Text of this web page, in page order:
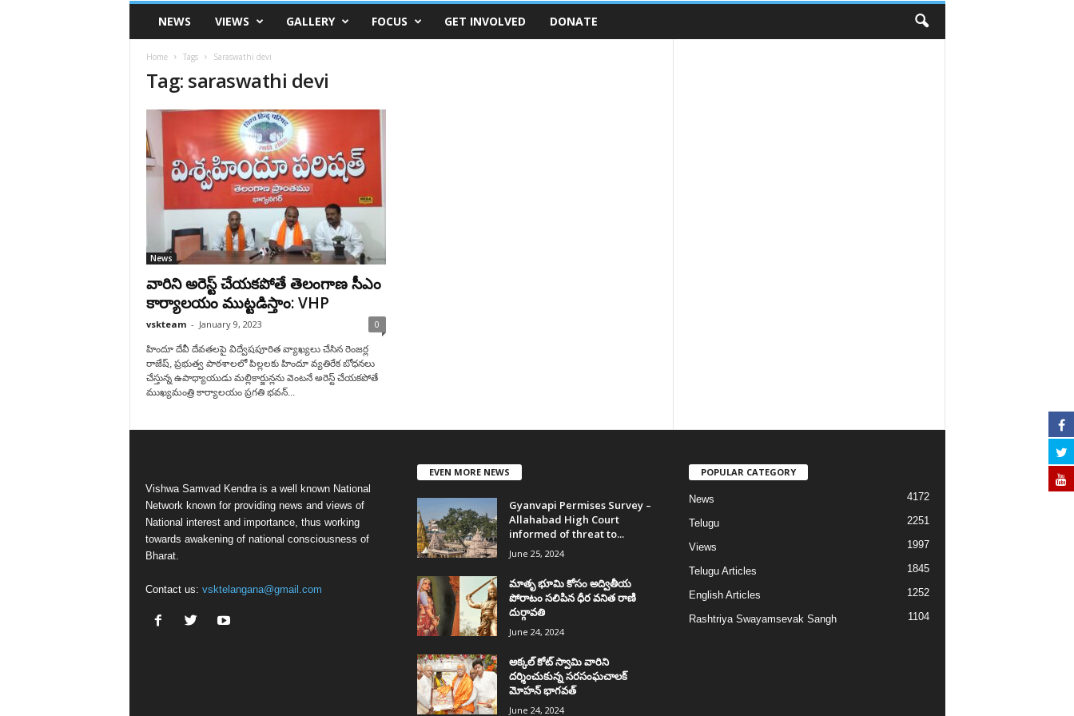
VSK
TelanganaNEWS VIEWS GALLERY FOCUS GET INVOLVED DONATE
Home Tags Saraswathi devi
Tag: saraswathi devi
News
వారిని అరెస్ట్ చేయకపోతే తెలంగాణ సీఎం
కార్యాలయం ముట్టడిస్తాం: VHP
vskteam - January 9, 2023 0
హిందూ దేవీ దేవతలపై విద్వేషపూరిత వ్యాఖ్యలు చేసిన రెంజర్ల
రాజేష్, ప్రభుత్వ పాఠశాలలో పిల్లలకు హిందూ వ్యతిరేక బోధనలు
చేస్తున్న ఉపాధ్యాయుడు మల్లికార్జున్లను వెంటనే అరెస్ట్ చేయకపోతే
ముఖ్యమంత్రి కార్యాలయం ప్రగతి భవన్...
Vishwa Samvad Kendra is a well known National
Network known for providing news and views of
National interest and importance, thus working
towards awakening of national consciousness of
Bharat.
Contact us: vsktelangana@gmail.com
EVEN MORE NEWS
Gyanvapi Permises Survey –
Allahabad High Court
informed of threat to...
June 25, 2024
మాతృ భూమి కోసం అద్వితీయ
పోరాటం సలిపిన ధీర వనిత రాణి
దుర్గావతి
June 24, 2024
అక్కల్‌ కోట్‌ స్వామి వారిని
దర్శించుకున్న సరసంఘచాలక్
మోహన్ భాగవత్
June 24, 2024
POPULAR CATEGORY
News 4172
Telugu 2251
Views 1997
Telugu Articles 1845
English Articles 1252
Rashtriya Swayamsevak Sangh 1104